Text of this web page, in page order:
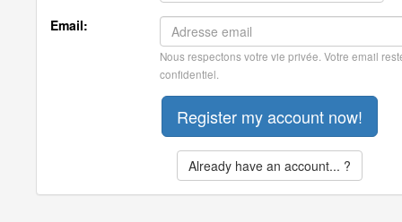
Email:
Nous respectons votre vie privée. Votre email
confidentiel.
Already have an account... ?